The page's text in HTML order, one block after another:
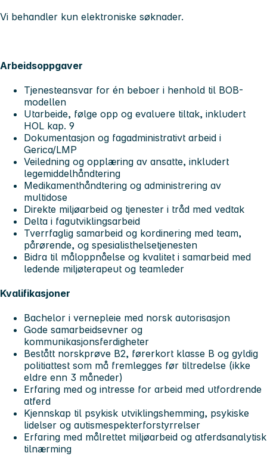
Vi behandler kun elektroniske søknader.
Arbeidsoppgaver
Tjenesteansvar for én beboer i henhold til BOB-
modellen
Utarbeide, følge opp og evaluere tiltak, inkludert
HOL kap. 9
Dokumentasjon og fagadministrativt arbeid i
Gerica/LMP
Veiledning og opplæring av ansatte, inkludert
legemiddelhåndtering
Medikamenthåndtering og administrering av
multidose
Direkte miljøarbeid og tjenester i tråd med vedtak
Delta i fagutviklingsarbeid
Tverrfaglig samarbeid og kordinering med team,
pårørende, og spesialisthelsetjenesten
Bidra til måloppnåelse og kvalitet i samarbeid med
ledende miljøterapeut og teamleder
Kvalifikasjoner
Bachelor i vernepleie med norsk autorisasjon
Gode samarbeidsevner og
kommunikasjonsferdigheter
Bestått norskprøve B2, førerkort klasse B og gyldig
politiattest som må fremlegges før tiltredelse (ikke
eldre enn 3 måneder)
Erfaring med og intresse for arbeid med utfordrende
atferd
Kjennskap til psykisk utviklingshemming, psykiske
lidelser og autismespekterforstyrrelser
Erfaring med målrettet miljøarbeid og atferdsanalytisk
tilnærming